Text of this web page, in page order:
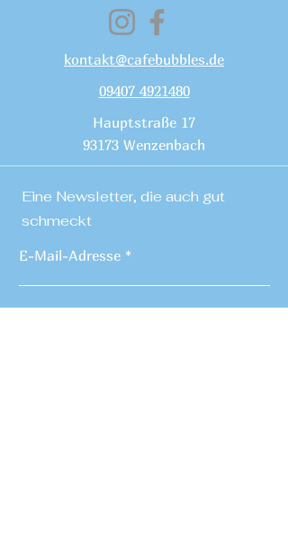
kontakt@cafebubbles.de
09407 4921480
Hauptstraße 17
93173 Wenzenbach
Eine Newsletter, die auch gut
schmeckt
E-Mail-Adresse